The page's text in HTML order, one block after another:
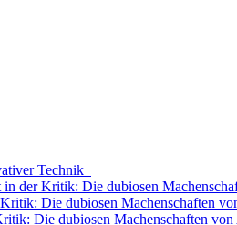
Technik
der Kritik: Die dubiosen
Die dubiosen Machenschaften
Die dubiosen Machenschaften